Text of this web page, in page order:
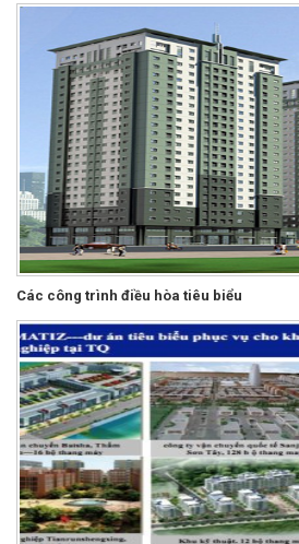
Các công trình điều hòa tiêu biểu